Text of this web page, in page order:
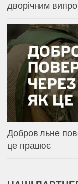
дворічним
Добровільне
це працює